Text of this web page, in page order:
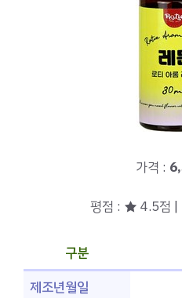
가격 :
평점 : ★ 4.5점 |
구분
제조년월일